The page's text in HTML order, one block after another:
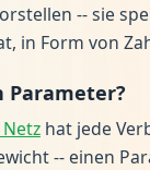
-- sie
in Form von
hat jede
-- einen